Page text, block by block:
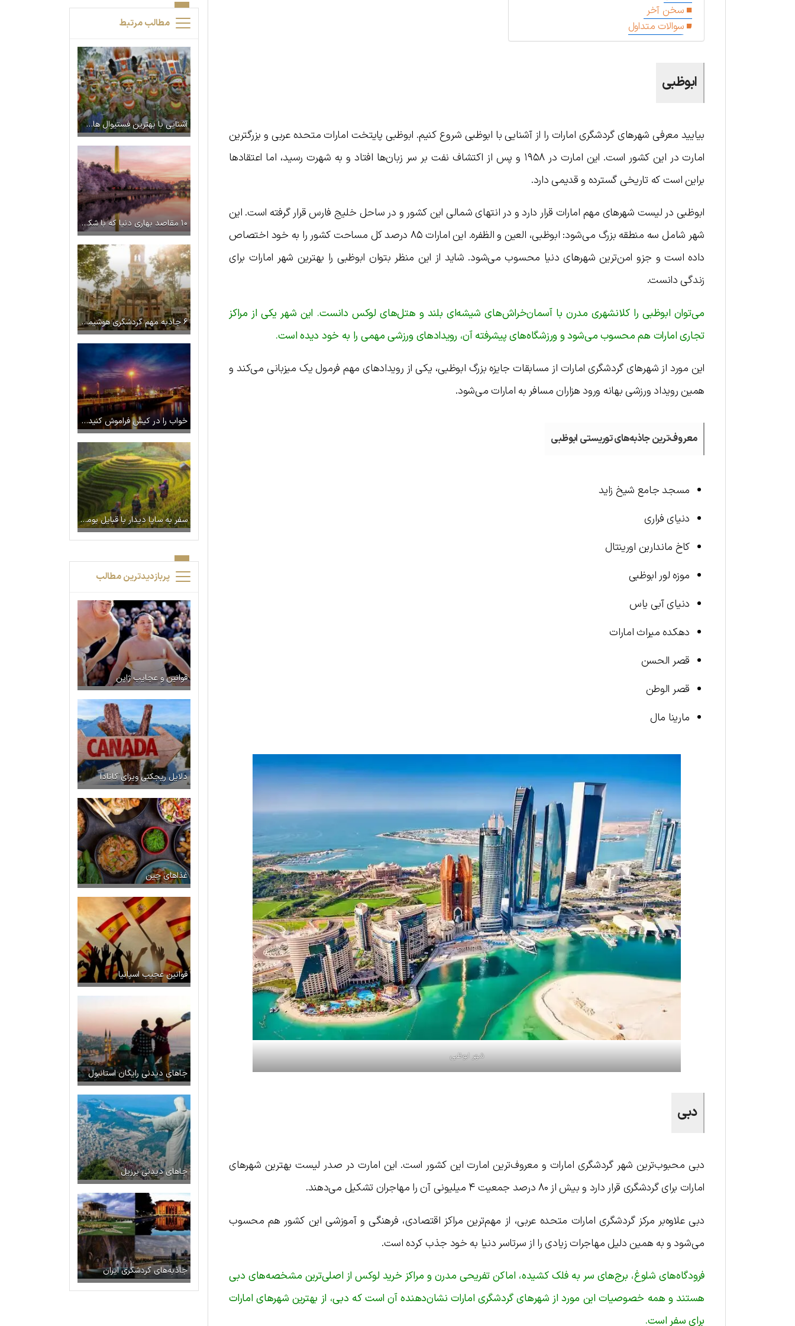
سخن آخر
سوالات متداول
ابوظبی
بیایید معرفی شهرهای گردشگری امارات را از آشنایی با ابوظبی شروع کنیم. ابوظبی پایتخت امارات متحده عربی و بزرگترین
امارت در این کشور است. این امارت در ۱۹۵۸ و پس از اکتشاف نفت بر سر زبان‌ها افتاد و به شهرت رسید، اما اعتقادها
براین است که تاریخی گسترده و قدیمی دارد.
ابوظبی در لیست شهرهای مهم امارات قرار دارد و در انتهای شمالی این کشور و در ساحل خلیج فارس قرار گرفته است. این
شهر شامل سه منطقه بزرگ می‌شود: ابوظبی، العین و الظفره. این امارات ۸۵ درصد کل مساحت کشور را به خود اختصاص
داده است و جزو امن‌ترین شهرهای دنیا محسوب می‌شود. شاید از این منظر بتوان ابوظبی را بهترین شهر امارات برای
زندگی دانست.
می‌توان ابوظبی را کلانشهری مدرن با آسمان‌خراش‌های شیشه‌ای بلند و هتل‌های لوکس دانست. این شهر یکی از مراکز
تجاری امارات هم محسوب می‌شود و ورزشگاه‌های پیشرفته آن، رویدادهای ورزشی مهمی را به خود دیده است.
این مورد از شهرهای گردشگری امارات از مسابقات جایزه بزرگ ابوظبی، یکی از رویدادهای مهم فرمول یک میزبانی می‌کند و
همین رویداد ورزشی بهانه ورود هزاران مسافر به امارات می‌شود.
معروف‌ترین جاذبه‌های توریستی ابوظبی
مسجد جامع شیخ زاید
دنیای فراری
کاخ ماندارین اورینتال
موزه لور ابوظبی
دنیای آبی یاس
دهکده میراث امارات
قصر الحسن
قصر الوطن
مارینا مال
شهر ابوظبی
دبی
دبی محبوب‌ترین شهر گردشگری امارات و معروف‌ترین امارت این کشور است. این امارت در صدر لیست بهترین شهرهای
امارات برای گردشگری قرار دارد و بیش از ۸۰ درصد جمعیت ۴ میلیونی آن را مهاجران تشکیل می‌دهند.
دبی علاوه‌بر مرکز گردشگری امارات متحده عربی، از مهم‌ترین مراکز اقتصادی، فرهنگی و آموزشی این کشور هم محسوب
می‌شود و به همین دلیل مهاجرات زیادی را از سرتاسر دنیا به خود جذب کرده است.
فرودگاه‌های شلوغ، برج‌های سر به ‌فلک کشیده، اماکن تفریحی مدرن و مراکز خرید لوکس از اصلی‌ترین مشخصه‌های دبی
هستند و همه خصوصیات این مورد از شهرهای گردشگری امارات نشان‌دهنده آن است که دبی، از بهترین شهرهای امارات
برای سفر است.
مطالب مرتبط
آشنایی با بهترین فستیوال‌ های معروف جهان
۱۰ مقاصد بهاری دنیا که با شکوفه‌ها شما را مسحور می‌کنند
۶ جاذبه‌ مهم گردشگری هوشیمین که باید بازدید کنید
خواب را در کیش فراموش کنید، حتی در شب!
سفر به ساپا دیدار با قبایل بومی و طبیعت سبز
پربازدیدترین مطالب
قوانین و عجایب ژاپن
دلایل ریجکتی ویزای کانادا
غذاهای چین
قوانین عجیب اسپانیا
جاهای دیدنی رایگان استانبول
جاهای دیدنی برزیل
جاذبه‌های گردشگری ایران